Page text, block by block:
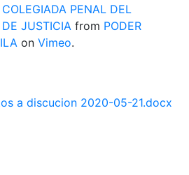
PENAL DEL
JUSTICIA from PODER
on Vimeo.
a discucion 2020-05-21.docx